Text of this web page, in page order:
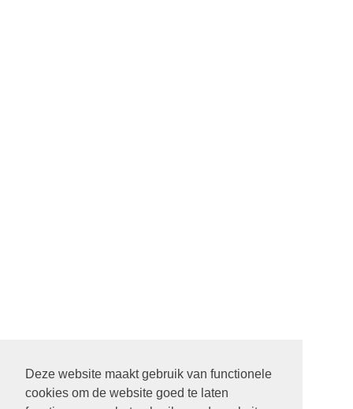
Deze website maakt gebruik van functionele
cookies om de website goed te laten